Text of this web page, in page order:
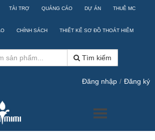
TÀI TRỢ QUẢNG CÁO DỰ ÁN THUÊ MC
CHÍNH SÁCH THIẾT KẾ SƠ ĐỒ THOÁT HIỂM
Tìm kiếm
Đăng nhập / Đăng ký